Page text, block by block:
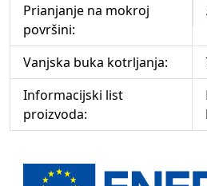
Prianjanje na mokroj
površini:
Vanjska buka kotrljanja:
Informacijski list
proizvoda: